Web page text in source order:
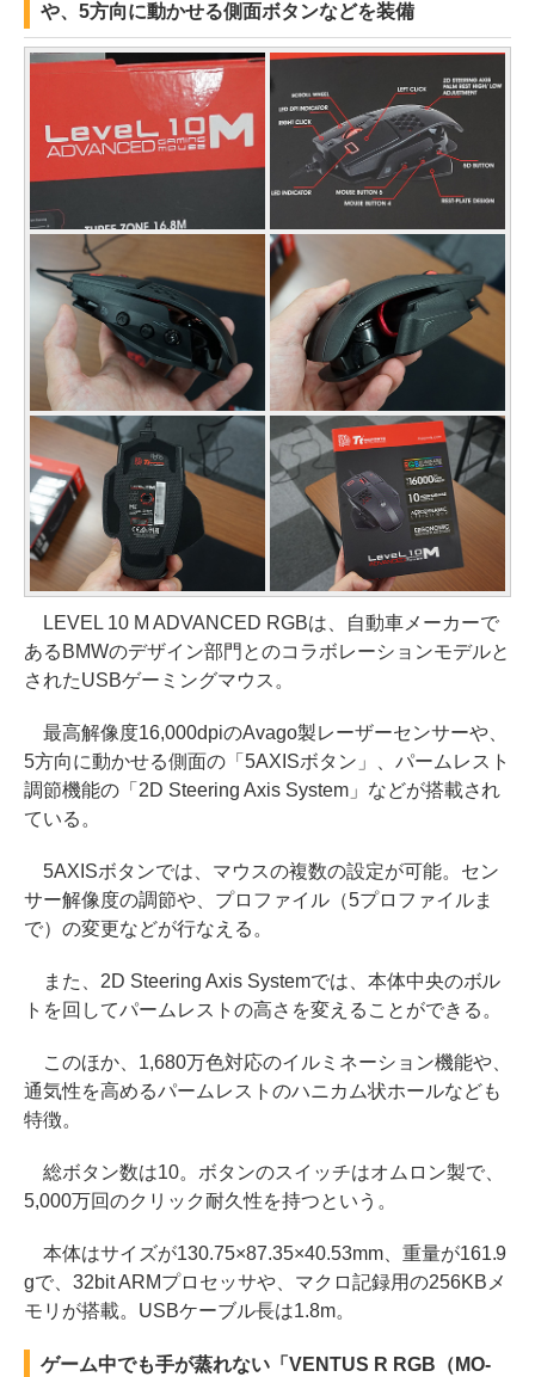
や、5方向に動かせる側面ボタンなどを装備
LEVEL 10 M ADVANCED RGBは、自動車メーカーで
あるBMWのデザイン部門とのコラボレーションモデルと
されたUSBゲーミングマウス。
最高解像度16,000dpiのAvago製レーザーセンサーや、
5方向に動かせる側面の「5AXISボタン」、パームレスト
調節機能の「2D Steering Axis System」などが搭載され
ている。
5AXISボタンでは、マウスの複数の設定が可能。セン
サー解像度の調節や、プロファイル（5プロファイルま
で）の変更などが行なえる。
また、2D Steering Axis Systemでは、本体中央のボル
トを回してパームレストの高さを変えることができる。
このほか、1,680万色対応のイルミネーション機能や、
通気性を高めるパームレストのハニカム状ホールなども
特徴。
総ボタン数は10。ボタンのスイッチはオムロン製で、
5,000万回のクリック耐久性を持つという。
本体はサイズが130.75×87.35×40.53mm、重量が161.9
gで、32bit ARMプロセッサや、マクロ記録用の256KBメ
モリが搭載。USBケーブル長は1.8m。
ゲーム中でも手が蒸れない「VENTUS R RGB（MO-